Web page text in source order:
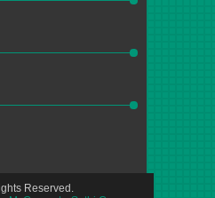
Reserved.